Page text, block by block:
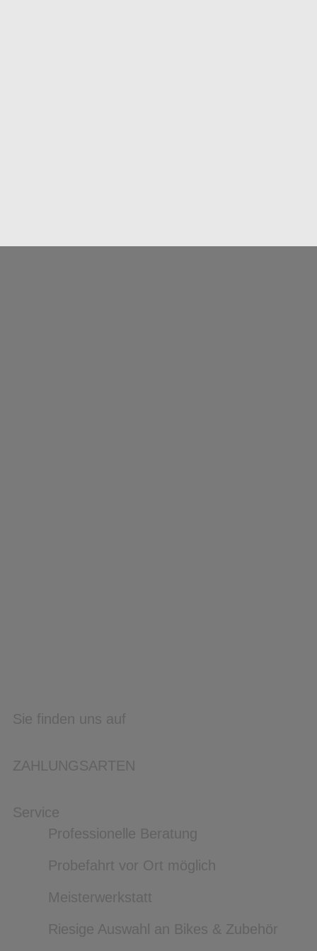
Sie finden uns auf
ZAHLUNGSARTEN
Service
Professionelle Beratung
Probefahrt vor Ort möglich
Meisterwerkstatt
Riesige Auswahl an Bikes & Zubehör